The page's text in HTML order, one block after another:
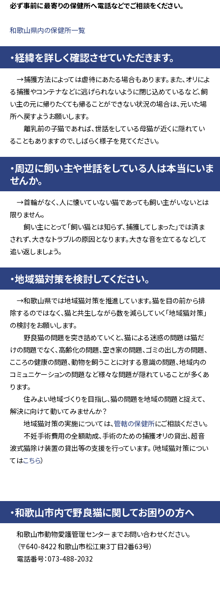
必ず事前に最寄りの保健所へ電話などでご相談をください。
和歌山県内の保健所一覧
・経緯を詳しく確認させていただきます。
→捕獲方法によっては虐待にあたる場合もあります。また、オリによ
る捕獲やコンテナなどに逃げられないように閉じ込めているなど、飼
い主の元に帰りたくても帰ることができない状況の場合は、元いた場
所へ戻すようお願いします。
離乳前の子猫であれば、世話をしている母猫が近くに隠れてい
ることもありますので、しばらく様子を見てください。
・周辺に飼い主や世話をしている人は本当にいま
せんか。
→首輪がなく、人に懐いていない猫であっても飼い主がいないとは
限りません。
飼い主にとって「飼い猫とは知らず、捕獲してしまった」では済ま
されず、大きなトラブルの原因となります。大きな音を立てるなどして
追い返しましょう。
・地域猫対策を検討してください。
→和歌山県では地域猫対策を推進しています。猫を目の前から排
除するのではなく、猫と共生しながら数を減らしていく「地域猫対策」
の検討をお願いします。
野良猫の問題を突き詰めていくと、猫による迷惑の問題は猫だ
けの問題でなく、高齢化の問題、空き家の問題、ゴミの出し方の問題、
こころの健康の問題、動物を飼うことに対する意識の問題、地域内の
コミュニケーションの問題など様々な問題が隠れていることが多くあ
ります。
住みよい地域づくりを目指し、猫の問題を地域の問題と捉えて、
解決に向けて動いてみませんか？
地域猫対策の実施については、管轄の保健所にご相談ください。
不妊手術費用の全額助成、手術のための捕獲オリの貸出、超音
波式猫除け装置の貸出等の支援を行っています。（地域猫対策につい
てはこちら）
・和歌山市内で野良猫に関してお困りの方へ
和歌山市動物愛護管理センターまでお問い合わせください。
（〒640-8422 和歌山市松江東3丁目2番63号）
電話番号：073-488-2032